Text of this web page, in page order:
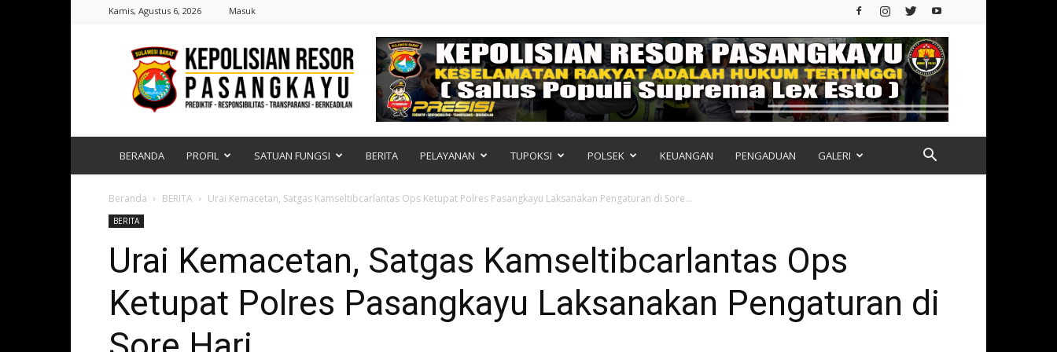
Kamis, Agustus 6, 2026 Masuk
Polres
Pasangkayu
|
Sulawesi
Barat
BERANDA PROFIL SATUAN FUNGSI BERITA PELAYANAN TUPOKSI POLSEK KEUANGAN PENGADUAN GALERI
Beranda BERITA Urai Kemacetan, Satgas Kamseltibcarlantas Ops Ketupat Polres Pasangkayu Laksanakan Pengaturan di Sore...
BERITA
Urai Kemacetan, Satgas Kamseltibcarlantas Ops
Ketupat Polres Pasangkayu Laksanakan Pengaturan di